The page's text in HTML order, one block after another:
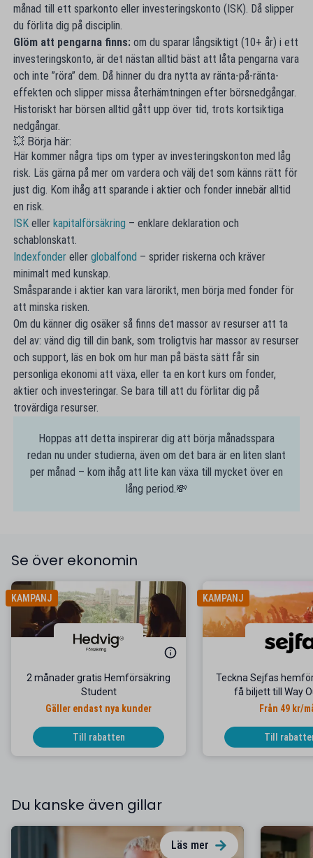
månad till ett sparkonto eller investeringskonto (ISK). Då slipper
du förlita dig på disciplin.
Glöm att pengarna finns:om du sparar långsiktigt (10+ år) i ett
investeringskonto, är det nästan alltid bäst att låta pengarna vara
och inte ”röra” dem. Då hinner du dra nytta av ränta-på-ränta-
effekten och slipper missa återhämtningen efter börsnedgångar.
Historiskt har börsen alltid gått upp över tid, trots kortsiktiga
nedgångar.
💥 Börja här:
Här kommer några tips om typer av investeringskonton med låg
risk. Läs gärna på mer om vardera och välj det som känns rätt för
just dig. Kom ihåg att sparande i aktier och fonder innebär alltid
en risk.
ISKeller kapitalförsäkring – enklare deklaration och
schablonskatt.
Indexfondereller globalfond – sprider riskerna och kräver
minimalt med kunskap.
Småsparande i aktier kan vara lärorikt, men börja med fonder för
att minska risken.
Om du känner dig osäker så finns det massor av resurser att ta
del av: vänd dig till din bank, som troligtvis har massor av resurser
och support, läs en bok om hur man på bästa sätt får sin
personliga ekonomi att växa, eller ta en kort kurs om fonder,
aktier och investeringar. Se bara till att du förlitar dig på
trovärdiga resurser.
Hoppas att detta inspirerar dig att börja månadsspara
redan nu under studierna, även om det bara är en liten slant
per månad – kom ihåg att lite kan växa till mycket över en
lång period.💸
Se över ekonomin
KAMPANJ
2 månader gratis Hemförsäkring
Student
Gäller endast nya kunder
Till rabatten
KAMPANJ
Teckna Sejfas
få biljett till Way
Från 49 kr/
Till
Du kanske även gillar
Läs mer